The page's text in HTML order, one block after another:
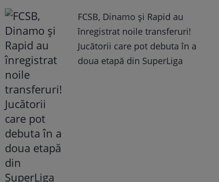
FCSB, Dinamo şi Rapid au
înregistrat noile transferuri!
Jucătorii care pot debuta în a
doua etapă din SuperLiga